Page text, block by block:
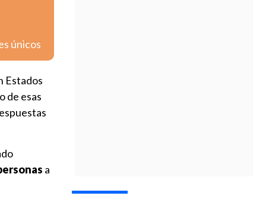
únicos
Estados
de esas
a